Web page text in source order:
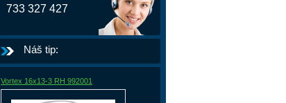
733 327 427
Náš tip:
Vortex 16x13-3 RH 992001